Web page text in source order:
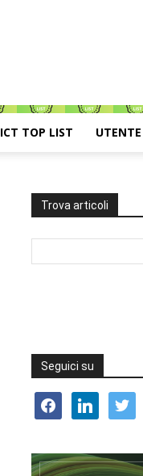
ICT TOP LIST UTENTE
Trova articoli
Seguici su
facebooklinkedin twitter